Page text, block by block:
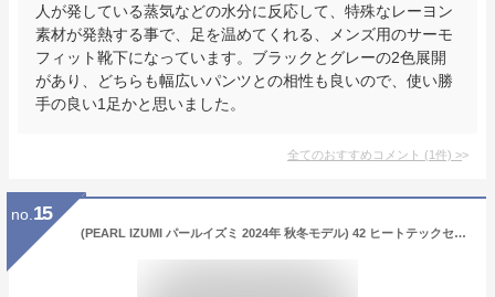
人が発している蒸気などの水分に反応して、特殊なレーヨン
素材が発熱する事で、足を温めてくれる、メンズ用のサーモ
フィット靴下になっています。ブラックとグレーの2色展開
があり、どちらも幅広いパンツとの相性も良いので、使い勝
手の良い1足かと思いました。
全てのおすすめコメント (1件) >
no. 15
(PEARL IZUMI パールイズミ 2024年 秋冬モデル) 42 ヒートテックセンサー ウィンター ソックス S/M/L 吸湿 発熱 吸汗 速乾性 UVカット Lサイズ丈 サイクルウェア メンズ サイクリング ロードバイク 黒 白 グレー ネイビー 赤